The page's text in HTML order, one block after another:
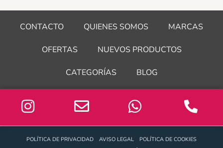
o
k
e g
a
CONTACTO QUIENES SOMOS MARCAS
OFERTAS NUEVOS PRODUCTOS
CATEGORÍAS BLOG
POLÍTICA DE PRIVACIDAD AVISO LEGAL
POLÍTICA DE COOKIES